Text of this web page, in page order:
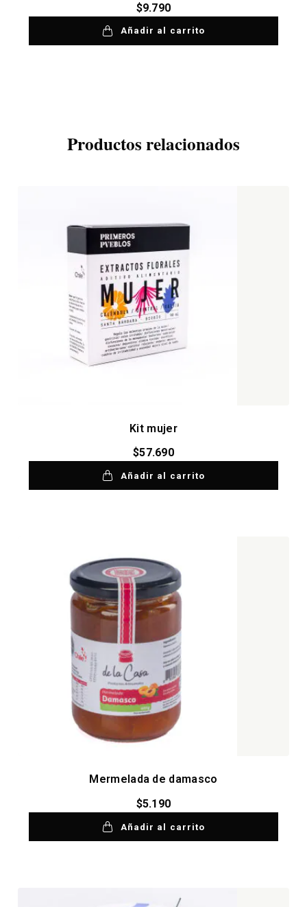
$9.790
Añadir al carrito
Productos relacionados
Kit mujer
$57.690
Añadir al carrito
Mermelada de damasco
$5.190
Añadir al carrito